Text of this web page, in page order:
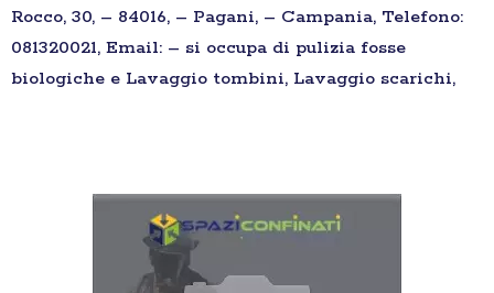
Rocco, 30, – 84016, – Pagani, – Campania, Telefono:
081320021, Email: – si occupa di pulizia fosse
biologiche e Lavaggio tombini, Lavaggio scarichi,